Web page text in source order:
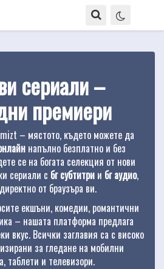
сериали –
премиери
– мястото, където можете да
напълно безплатно и без
се на богата селекция от нови
сериали с бг субтитрии бг аудио,
от браузъра ви.
екшъни, комедии, романтични
– нашата платформа предлага
вкус. Всички заглавия са с високо
за гледане на мобилни
таблети и телевизори.